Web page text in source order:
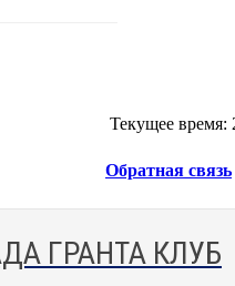
Текущее время:
Обратная связь
ГРАНТА КЛУБ